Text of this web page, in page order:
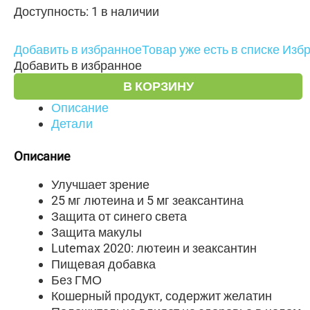
Доступность: 1 в наличии
Добавить в избранноеТовар уже есть в списке
Добавить в избранное
В КОРЗИНУ
Описание
Детали
Описание
Улучшает зрение
25 мг лютеина и 5 мг зеаксантина
Защита от синего света
Защита макулы
Lutemax 2020: лютеин и зеаксантин
Пищевая добавка
Без ГМО
Кошерный продукт, содержит желатин